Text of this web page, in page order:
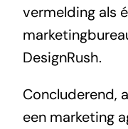
vermelding als
DesignRush.
Concluderend,
een marketing